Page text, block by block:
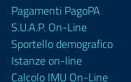
Pagamenti PagoPA
S.U.A.P. On-Line
Sportello demografico
Istanze on-line
Calcolo IMU On-Line